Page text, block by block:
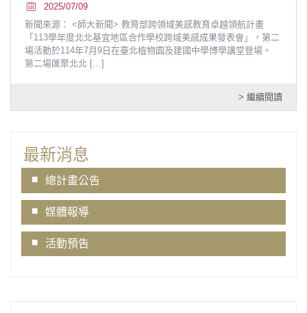
2025/07/09
新聞來源： <師大新聞> 教育部跨領域美感教育卓越領航計畫
「113學年度北北基宜地區合作學校跨域美感成果發表會」，第二
場活動於114年7月9日在臺北植物園及建國中學博學講堂登場。
第二場匯聚北北 […]
> 繼續閱讀
最新消息
總計畫公告
媒體報導
活動預告